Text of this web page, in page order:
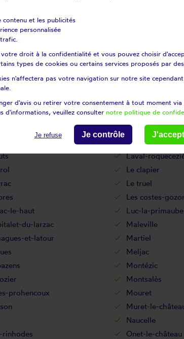
Graissac
La bastide-
balaguier
La cresse
sainte-marguerite La rouquette
Lacalm
Lanuéjouls
Laval-
Le clapier
Le truel
Les costes-
le-haut Luc-la-primaube
du-larzac Maleville
et-latour Martiel
Meljac
Montézic
Montsalès
prohencoux Mouret
Muret-le-
Naucelle
rinhodes Onet-le-château
contenu et les publicités
personnalisée
votre droit à la confidentialité et vous pouvez choisir
types de cookies ou certains services proposés par
n'affectera pas votre navigation sur notre site
d'avis ou retirer votre consentement à tout moment
d'informations, veuillez consulter notre politique de
Je refuse Je contrôle